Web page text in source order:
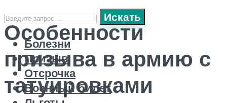
Искать
Болезни
Призыв
Отсрочка
Военный билет
Особенности
призыва в армию с
татуировками